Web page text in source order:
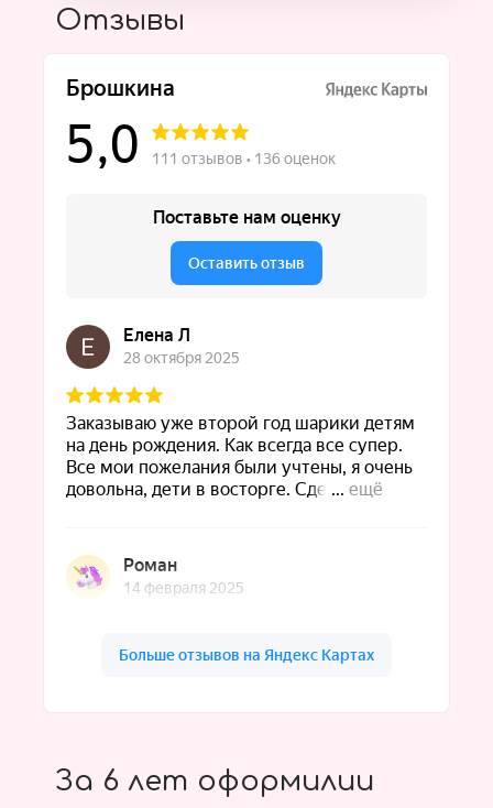
Отзывы
За 6 лет оформилии